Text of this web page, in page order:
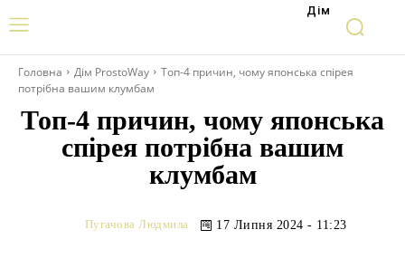
Дім
Головна Дім ProstoWay
Топ-4 причин, чому японська спірея
потрібна вашим клумбам
Топ-4 причин, чому японська
спірея потрібна вашим
клумбам
Пугачова Людмила 17 Липня 2024 - 11:23